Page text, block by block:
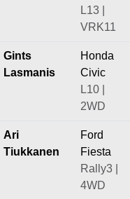
L13 |
VRK11
Gints
Lasmanis
Honda
Civic
L10 |
2WD
Ari
Tiukkanen
Ford
Fiesta
Rally3 |
4WD